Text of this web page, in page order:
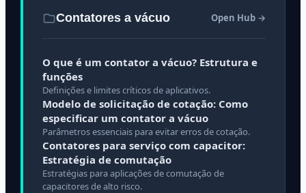
Contatores a vácuo Open Hub →
O que é um contator a vácuo? Estrutura e
funções
Definições e limites críticos de aplicativos.
Modelo de solicitação de cotação: Como
especificar um contator a vácuo
Parâmetros essenciais para evitar erros de cotação.
Contatores para serviço com capacitor:
Estratégia de comutação
Estratégias para aplicações de comutação de
capacitores de alto risco.